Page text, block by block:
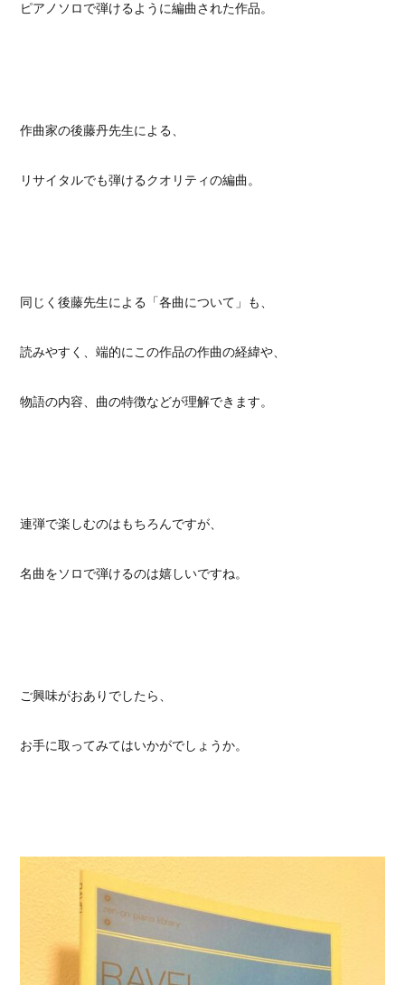
ピアノソロで弾けるように編曲された作品。
作曲家の後藤丹先生による、
リサイタルでも弾けるクオリティの編曲。
同じく後藤先生による「各曲について」も、
読みやすく、端的にこの作品の作曲の経緯や、
物語の内容、曲の特徴などが理解できます。
連弾で楽しむのはもちろんですが、
名曲をソロで弾けるのは嬉しいですね。
ご興味がおありでしたら、
お手に取ってみてはいかがでしょうか。